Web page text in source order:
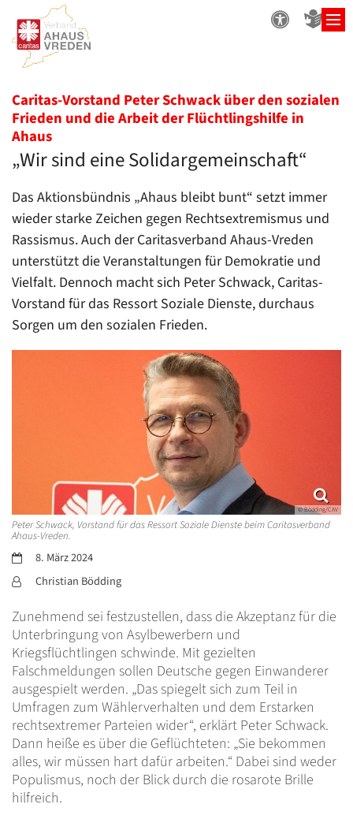
Zum Inhalt springen
Caritas-Vorstand Peter Schwack über den sozialen
Frieden und die Arbeit der Flüchtlingshilfe in
Ahaus:
„Wir sind eine Solidargemeinschaft“
Das Aktionsbündnis „Ahaus bleibt bunt“ setzt immer
wieder starke Zeichen gegen Rechtsextremismus und
Rassismus. Auch der Caritasverband Ahaus-Vreden
unterstützt die Veranstaltungen für Demokratie und
Vielfalt. Dennoch macht sich Peter Schwack, Caritas-
Vorstand für das Ressort Soziale Dienste, durchaus
Sorgen um den sozialen Frieden.
© Bödding/CAV
Peter Schwack, Vorstand für das Ressort Soziale Dienste beim Caritasverband
Ahaus-Vreden.
Datum:8. März 2024
Von:
Christian Bödding
Zunehmend sei festzustellen, dass die Akzeptanz für die
Unterbringung von Asylbewerbern und
Kriegsflüchtlingen schwinde. Mit gezielten
Falschmeldungen sollen Deutsche gegen Einwanderer
ausgespielt werden. „Das spiegelt sich zum Teil in
Umfragen zum Wählerverhalten und dem Erstarken
rechtsextremer Parteien wider“, erklärt Peter Schwack.
Dann heiße es über die Geflüchteten: „Sie bekommen
alles, wir müssen hart dafür arbeiten.“ Dabei sind weder
Populismus, noch der Blick durch die rosarote Brille
hilfreich.